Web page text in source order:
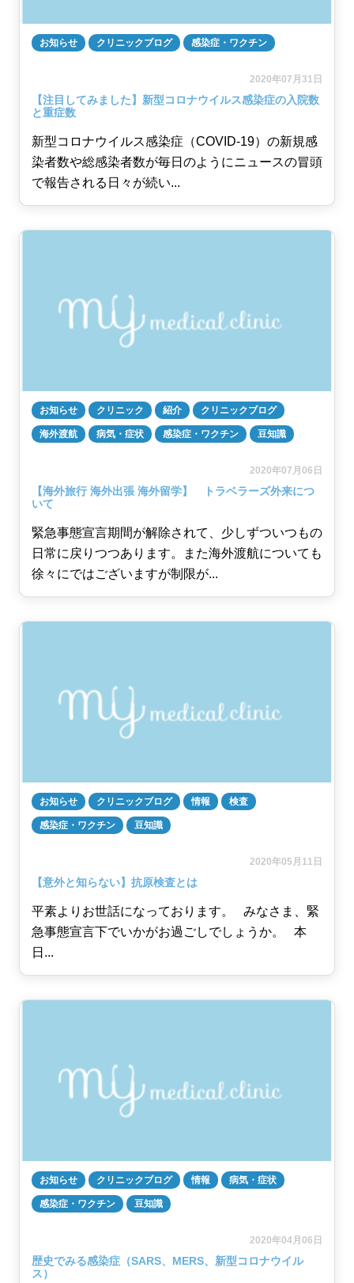
お知らせ クリニックブログ 感染症・ワクチン
2020年07月31日
【注目してみました】新型コロナウイルス感染症の入院数
と重症数
新型コロナウイルス感染症（COVID-19）の新規感
染者数や総感染者数が毎日のようにニュースの冒頭
で報告される日々が続い...
お知らせ クリニック 紹介 クリニックブログ
海外渡航 病気・症状 感染症・ワクチン 豆知識
2020年07月06日
【海外旅行 海外出張 海外留学】 トラベラーズ外来につ
いて
緊急事態宣言期間が解除されて、少しずついつもの
日常に戻りつつあります。また海外渡航についても
徐々にではございますが制限が...
お知らせ クリニックブログ 情報 検査
感染症・ワクチン 豆知識
2020年05月11日
【意外と知らない】抗原検査とは
平素よりお世話になっております。 みなさま、緊
急事態宣言下でいかがお過ごしでしょうか。 本
日...
お知らせ クリニックブログ 情報 病気・症状
感染症・ワクチン 豆知識
2020年04月06日
歴史でみる感染症（SARS、MERS、新型コロナウイル
ス）